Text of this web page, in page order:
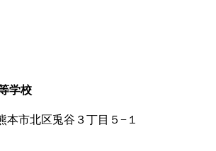
学校
本市北区兎谷３丁目５−１